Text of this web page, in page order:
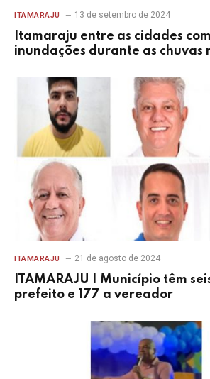
ITAMARAJU 13 de setembro de 2024
Itamaraju entre as cidades
inundações durante as chuvas
ITAMARAJU 21 de agosto de 2024
ITAMARAJU | Município têm
prefeito e 177 a vereador